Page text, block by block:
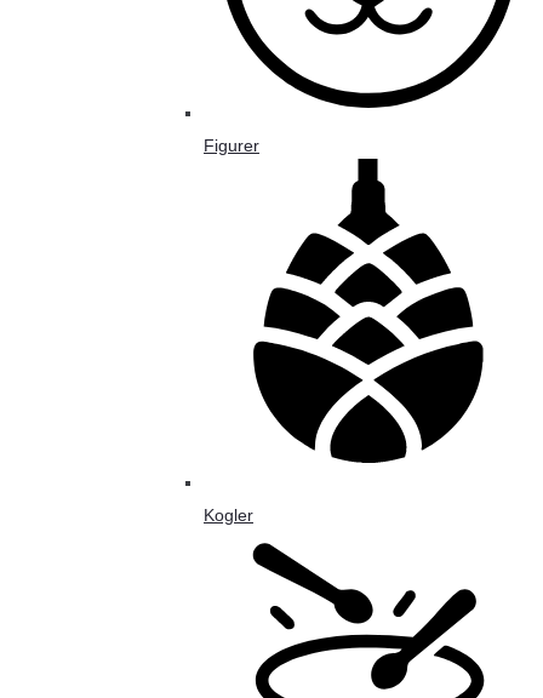
Figurer
Kogler